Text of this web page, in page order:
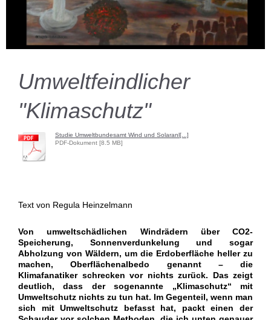
Umweltfeindlicher
"Klimaschutz"
Studie Umweltbundesamt Wind und Solaranl[...]
PDF-Dokument [8.5 MB]
Text von Regula Heinzelmann
Von umweltschädlichen Windrädern über CO2-
Speicherung, Sonnenverdunkelung und sogar
Abholzung von Wäldern, um die Erdoberfläche heller zu
machen, Oberflächenalbedo genannt – die
Klimafanatiker schrecken vor nichts zurück. Das zeigt
deutlich, dass der sogenannte „Klimaschutz“ mit
Umweltschutz nichts zu tun hat. Im Gegenteil, wenn man
sich mit Umweltschutz befasst hat, packt einen der